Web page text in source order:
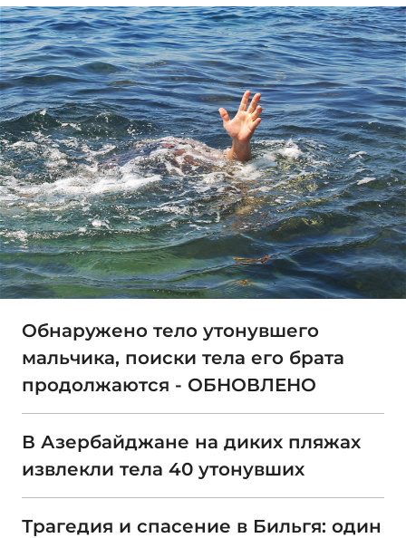
Обнаружено тело утонувшего
мальчика, поиски тела его брата
продолжаются - ОБНОВЛЕНО
В Азербайджане на диких пляжах
извлекли тела 40 утонувших
Трагедия и спасение в Бильгя: один